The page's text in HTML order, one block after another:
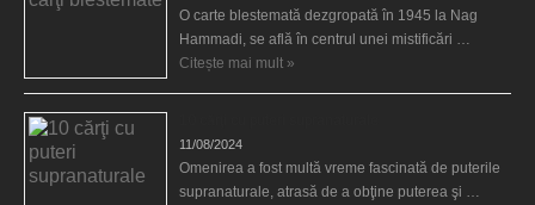
O carte blestemată dezgropată în 1945 la Nag
Hammadi, se află în centrul unei mistificări …
Citește mai mult »
11/08/2024
Omenirea a fost multă vreme fascinată de puterile
supranaturale, atrasă de a obţine puterea şi …